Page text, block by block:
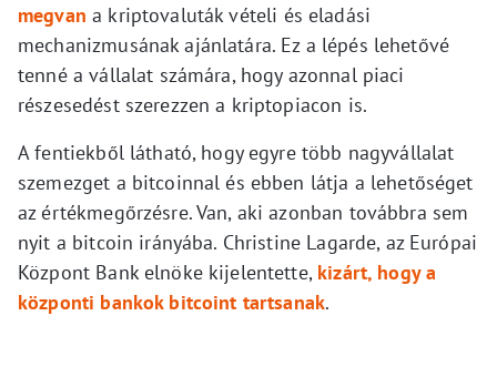
megvan a kriptovaluták vételi és eladási
mechanizmusának ajánlatára. Ez a lépés lehetővé
tenné a vállalat számára, hogy azonnal piaci
részesedést szerezzen a kriptopiacon is.
A fentiekből látható, hogy egyre több nagyvállalat
szemezget a bitcoinnal és ebben látja a lehetőséget
az értékmegőrzésre. Van, aki azonban továbbra sem
nyit a bitcoin irányába. Christine Lagarde, az Európai
Központ Bank elnöke kijelentette, kizárt, hogy a
központi bankok bitcoint tartsanak.